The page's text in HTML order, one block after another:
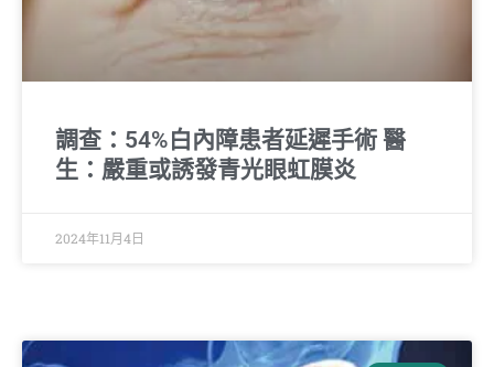
調查：54%白內障患者延遲手術 醫
生：嚴重或誘發青光眼虹膜炎
2024年11月4日